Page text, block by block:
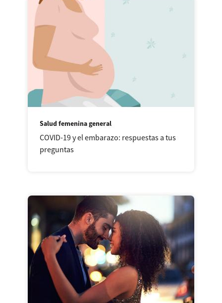
Salud femenina general
COVID-19 y el embarazo: respuestas a tus
preguntas